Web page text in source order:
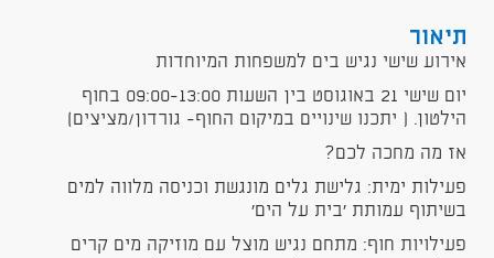
תיאור
אירוע שישי נגיש בים למשפחות המיוחדות
יום שישי 21 באוגוסט בין השעות 09:00-13:00 בחוף
הילטון. [ יתכנו שינויים במיקום החוף- גורדון/מציצים]
אז מה מחכה לכם?
פעילות ימית: גלישת גלים מונגשת וכניסה מלווה למים
בשיתוף עמותת 'בית על הים'
פעילויות חוף: מתחם נגיש מוצל עם מוזיקה מים קרים